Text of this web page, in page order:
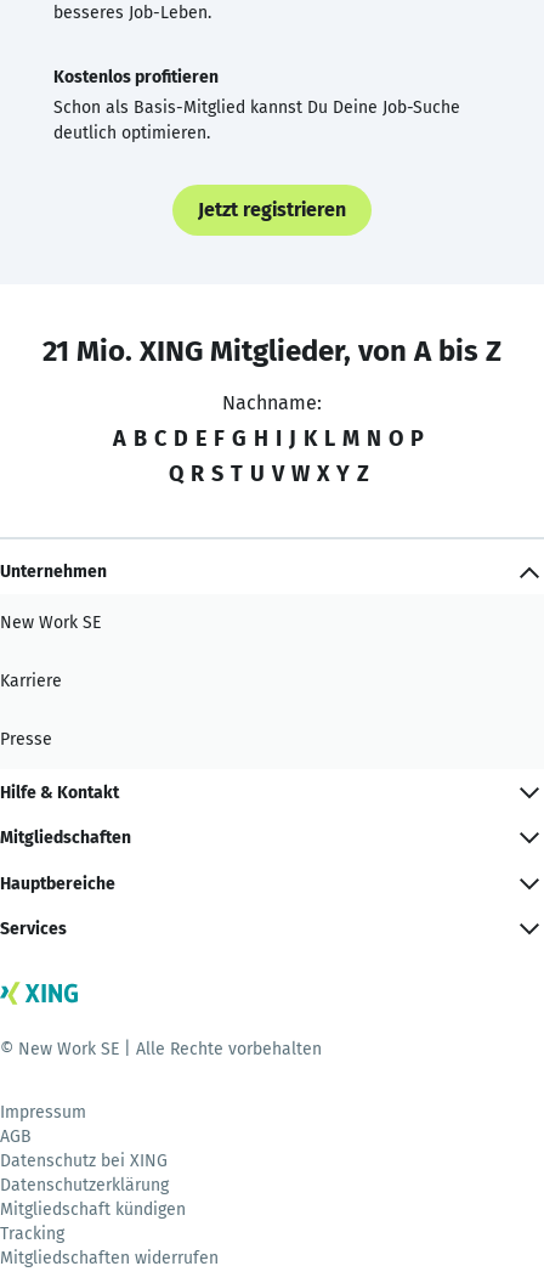
besseres Job-Leben.
Kostenlos profitieren
Schon als Basis-Mitglied kannst Du Deine Job-Suche
deutlich optimieren.
Jetzt registrieren
21 Mio. XING Mitglieder, von A bis Z
Nachname:
A B C D E F G H I J K L M N O P
Q R S T U V W X Y Z
Unternehmen
New Work SE
Karriere
Presse
Hilfe & Kontakt
Mitgliedschaften
Hauptbereiche
Services
© New Work SE | Alle Rechte vorbehalten
Impressum
AGB
Datenschutz bei XING
Datenschutzerklärung
Mitgliedschaft kündigen
Tracking
Mitgliedschaften widerrufen